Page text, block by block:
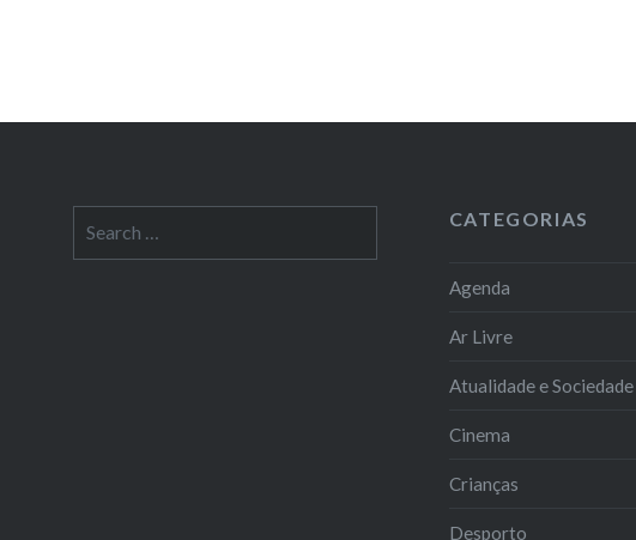
CATEGORIAS
Agenda
Ar Livre
Atualidade e Sociedade
Cinema
Crianças
Desporto